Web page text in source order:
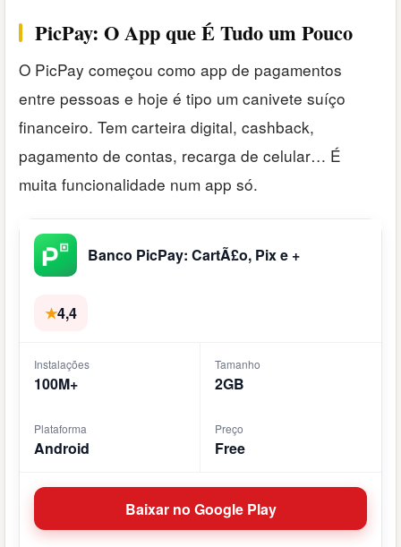
PicPay: O App que É Tudo um Pouco
O PicPay começou como app de pagamentos
entre pessoas e hoje é tipo um canivete suíço
financeiro. Tem carteira digital, cashback,
pagamento de contas, recarga de celular… É
muita funcionalidade num app só.
Banco PicPay: CartÃ£o, Pix e +
★4,4
Instalações
100M+
Tamanho
2GB
Plataforma
Android
Preço
Free
Baixar no Google Play